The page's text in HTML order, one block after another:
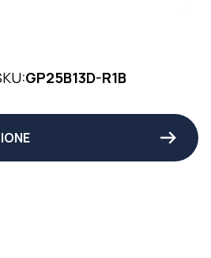
GP25B13D-R1B